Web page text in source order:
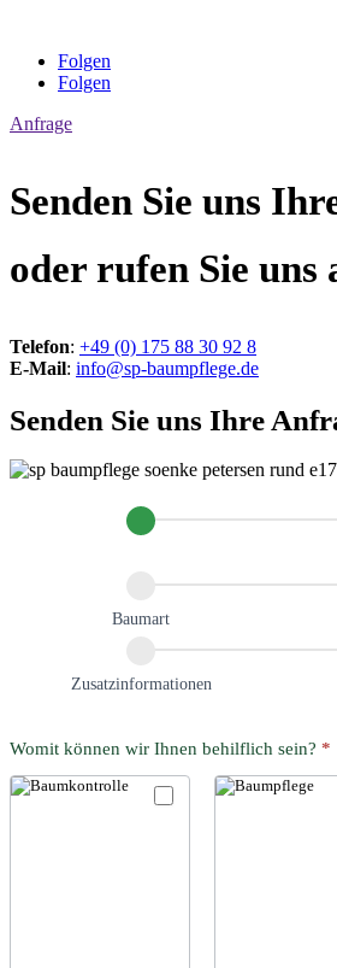
Folgen
Folgen
Anfrage
Senden Sie uns
oder rufen Sie uns
Telefon: +49 (0) 175 88 30 92 8
E-Mail: info@sp-baumpflege.de
Senden Sie uns Ihre
Baumart
Zusatzinformationen
Womit können wir Ihnen behilflich sein? *